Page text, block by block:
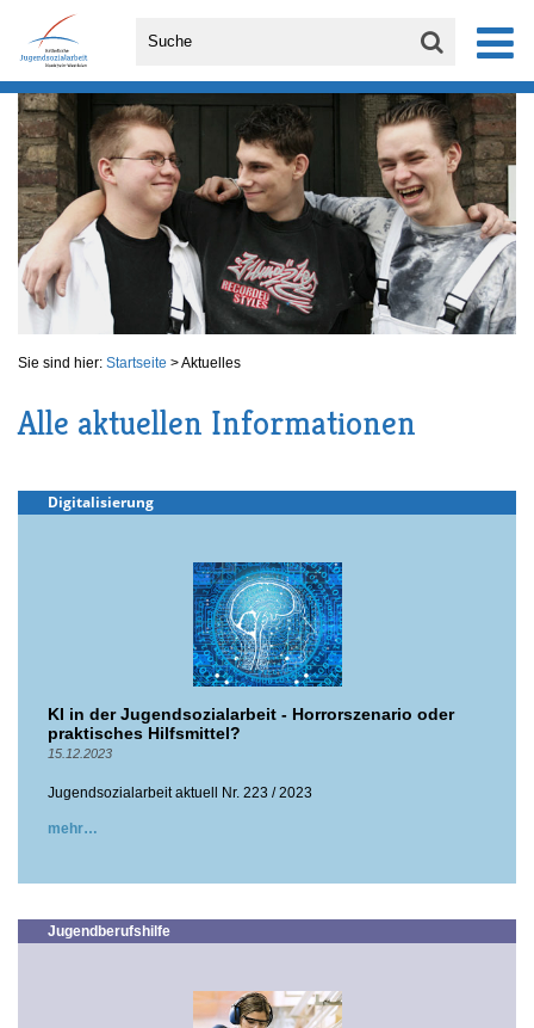
Sie sind hier: Startseite >Aktuelles
Alle aktuellen Informationen
Digitalisierung
KI in der Jugendsozialarbeit - Horrorszenario oder
praktisches Hilfsmittel?
15.12.2023
Jugendsozialarbeit aktuell Nr. 223 / 2023
mehr
Jugendberufshilfe